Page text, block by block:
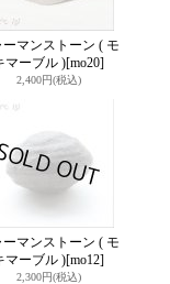
ーマンストーン ( モ
マーブル )[mo20]
2,400円(税込)
ーマンストーン ( モ
マーブル )[mo12]
2,300円(税込)